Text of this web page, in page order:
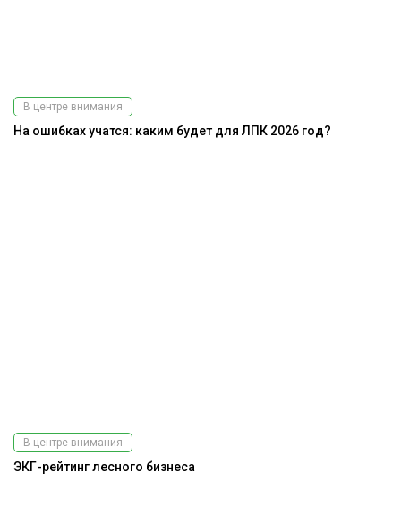
В центре внимания
На ошибках учатся: каким будет для ЛПК 2026 год?
В центре внимания
ЭКГ-рейтинг лесного бизнеса